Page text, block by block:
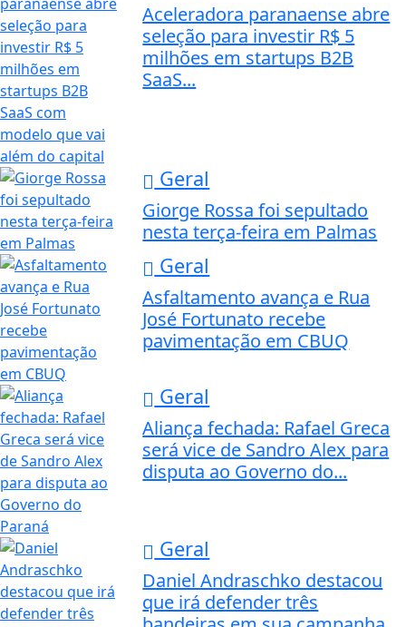
Aceleradora paranaense abre
seleção para investir R$ 5
milhões em startups B2B
SaaS...
Geral
Giorge Rossa foi sepultado
nesta terça-feira em Palmas
Geral
Asfaltamento avança e Rua
José Fortunato recebe
pavimentação em CBUQ
Geral
Aliança fechada: Rafael Greca
será vice de Sandro Alex para
disputa ao Governo do...
Geral
Daniel Andraschko destacou
que irá defender três